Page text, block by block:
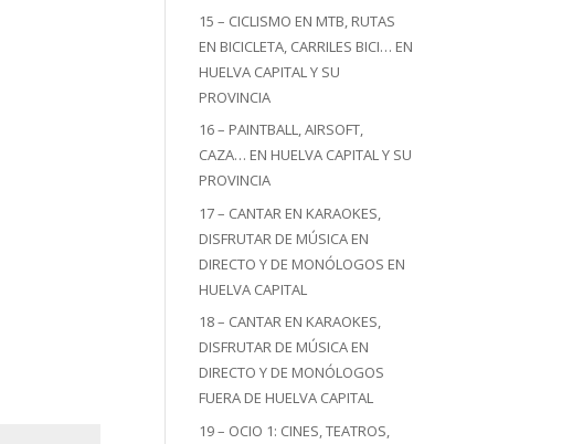
15 – CICLISMO EN MTB, RUTAS
EN BICICLETA, CARRILES BICI… EN
HUELVA CAPITAL Y SU
PROVINCIA
16 – PAINTBALL, AIRSOFT,
CAZA… EN HUELVA CAPITAL Y SU
PROVINCIA
17 – CANTAR EN KARAOKES,
DISFRUTAR DE MÚSICA EN
DIRECTO Y DE MONÓLOGOS EN
HUELVA CAPITAL
18 – CANTAR EN KARAOKES,
DISFRUTAR DE MÚSICA EN
DIRECTO Y DE MONÓLOGOS
FUERA DE HUELVA CAPITAL
19 – OCIO 1: CINES, TEATROS,